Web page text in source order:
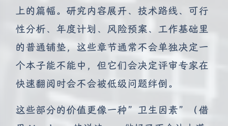
上的篇幅。研究内容展开、技术路线、可行
性分析、年度计划、风险预案、工作基础里
的普通铺垫，这些章节通常不会单独决定一
个本子能不能中，但它们会决定评审专家在
快速翻阅时会不会被低级问题绊倒。
这些部分的价值更像一种”卫生因素”（借